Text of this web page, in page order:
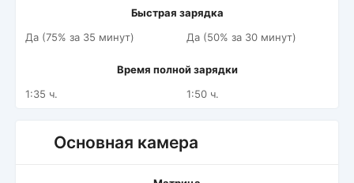
Быстрая зарядка
Да (75% за 35 минут)
Да (50% за 30 минут)
Время полной зарядки
1:35 ч.
1:50 ч.
Основная камера